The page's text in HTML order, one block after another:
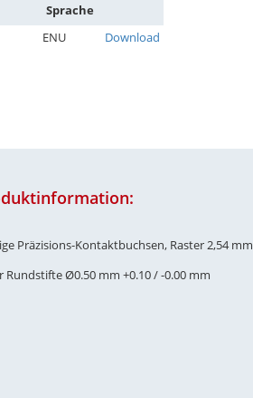
Sprache
ENU Download
Präzisions-Kontaktbuchsen, Raster 2,54 mm
Rundstifte Ø0.50 mm +0.10 / -0.00 mm